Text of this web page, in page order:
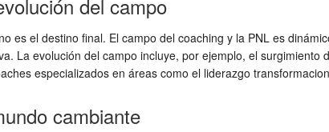
del campo
es el destino final. El campo del coaching y la PNL es
La evolución del campo incluye, por ejemplo, el
especializados en áreas como el liderazgo
cambiante